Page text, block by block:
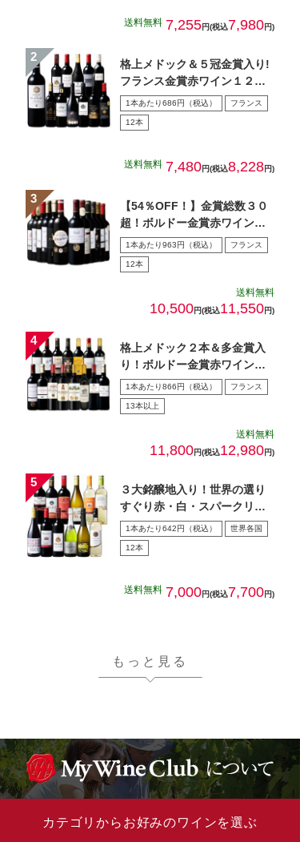
送料無料 7,255円(税込7,980円)
格上メドック＆５冠金賞入り!
フランス金賞赤ワイン１２本
セット 第１０８弾
1本あたり686円（税込） フランス
12本
送料無料 7,480円(税込8,228円)
【54％OFF！】金賞総数３０
超！ボルドー金賞赤ワイン１
２本セット 第１5弾
1本あたり963円（税込） フランス
12本
送料無料
10,500円(税込11,550円)
格上メドック２本＆多金賞入
り！ボルドー金賞赤ワイン１
５本セット 第28弾
1本あたり866円（税込） フランス
13本以上
送料無料
11,800円(税込12,980円)
３大銘醸地入り！世界の選り
すぐり赤・白・スパークリン
グワイン飲み比べ１2本セッ
ト…
1本あたり642円（税込） 世界各国
12本
送料無料 7,000円(税込7,700円)
もっと見る
カテゴリからお好みのワインを選ぶ